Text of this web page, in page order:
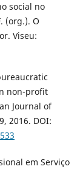
social no
(org.). O
Viseu:
non-profit
Journal of
2016. DOI:
em Serviço